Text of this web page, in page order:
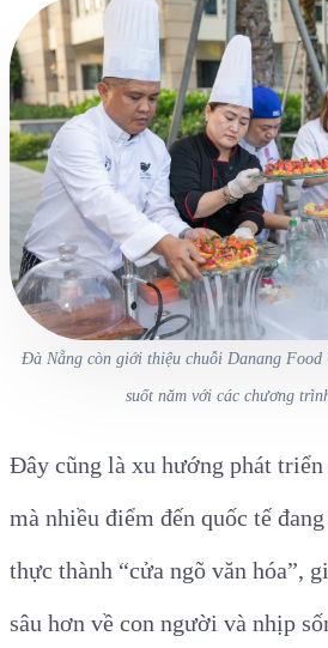
Đà Nẵng còn giới thiệu chuỗi Danang Food
suốt năm với các chương
Đây cũng là xu hướng phát
mà nhiều điểm đến quốc tế
thực thành “cửa ngõ văn hóa”,
sâu hơn về con người và nhịp